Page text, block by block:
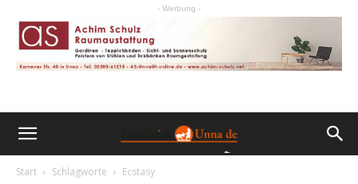
- Werbung -
Start Schlagworte Ecstasy